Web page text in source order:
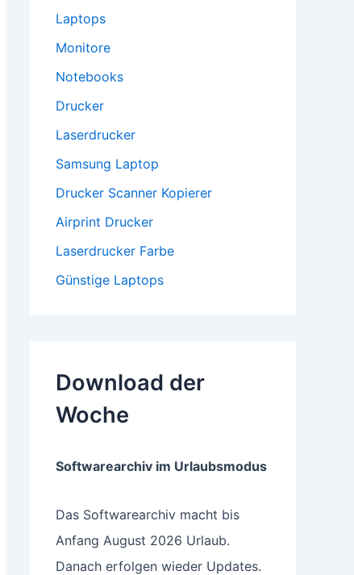
Laptops
Monitore
Notebooks
Drucker
Laserdrucker
Samsung Laptop
Drucker Scanner Kopierer
Airprint Drucker
Laserdrucker Farbe
Günstige Laptops
Download der
Woche
Softwarearchiv im Urlaubsmodus
Das Softwarearchiv macht bis
Anfang August 2026 Urlaub.
Danach erfolgen wieder Updates.